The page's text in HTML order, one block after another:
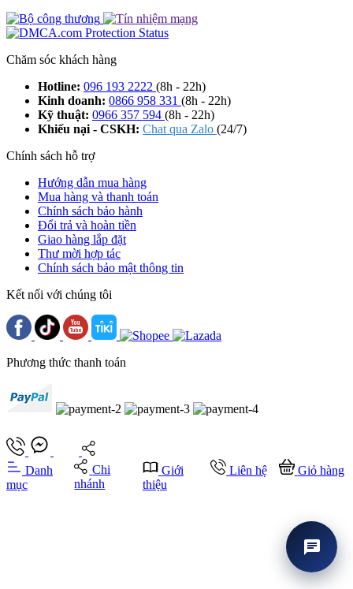
Chăm sóc khách hàng
Hotline: 096 193 2222 (8h - 22h)
Kinh doanh: 0866 958 331 (8h - 22h)
Kỹ thuật: 0966 357 594 (8h - 22h)
Khiếu nại - CSKH: Chat qua Zalo (24/7)
Chính sách hỗ trợ
Hướng dẫn mua hàng
Mua hàng và thanh toán
Chính sách bảo hành
Đổi trả và hoàn tiền
Giao hàng lắp đặt
Thư mời hợp tác
Chính sách bảo mật thông tin
Kết nối với chúng tôi
Phương thức thanh toán
Danh
mục
Chi
nhánh
Giới
thiệu
Liên hệ Giỏ hàng
chat